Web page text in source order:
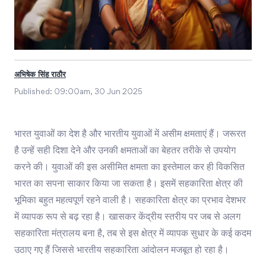
अभिषेक सिंह राठौर
Published: 09:00am, 30 Jun 2025
भारत युवाओं का देश है और भारतीय युवाओं में असीम क्षमताएं हैं। जरूरत
है उन्हें सही दिशा देने और उनकी क्षमताओं का बेहतर तरीके से उपयोग
करने की। युवाओं की इस असीमित क्षमता का इस्तेमाल कर ही विकसित
भारत का सपना साकार किया जा सकता है। इसमें सहकारिता क्षेत्र की
भूमिका बहुत महत्वपूर्ण रहने वाली है। सहकारिता क्षेत्र का प्रभाव देशभर
में व्यापक रूप से बढ़ रहा है। खासकर केंद्रीय स्तरीय पर जब से अलग
सहकारिता मंत्रालय बना है, तब से इस क्षेत्र में व्यापक सुधार के कई कदम
उठाए गए हैं जिससे भारतीय सहकारिता आंदोलन मजबूत हो रहा है।